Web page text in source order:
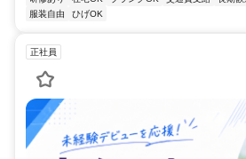
服装自由
ひげOK
正社員